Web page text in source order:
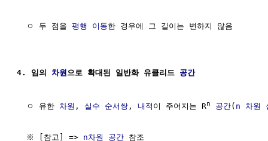
  ㅇ 두 점을
평행 이동한 경우에 그 길이는 변하지 않음
4. 임의 차원 으로 확대된 일반화 유클리드 공간
  ㅇ 유한
차원 , 실수 순서쌍 , 내적 이 주어지는 Rn 공간( n 차원
  ※ [참고] =>
n차원 공간